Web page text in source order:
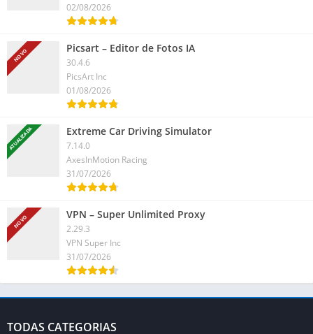
02/08/2026
NOVO Picsart – Editor de Fotos IA
30.4.6
PicsArt Inc
01/08/2026
ATUALIZADA Extreme Car Driving Simulator
7.14.0
AxesInMotion Racing
31/07/2026
NOVO VPN – Super Unlimited Proxy
2.29.3
VPN Super Inc
31/07/2026
TODAS CATEGORIAS